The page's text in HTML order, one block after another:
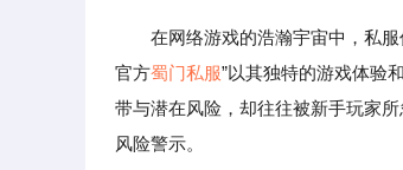
在网络游戏的浩瀚宇宙中，私
官方蜀门私服”以其独特的游戏体验
带与潜在风险，却往往被新手玩家
风险警示。